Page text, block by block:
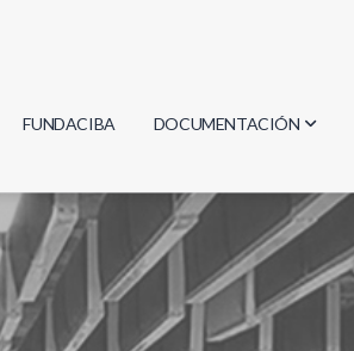
FUNDACIBA DOCUMENTACIÓN
Actas
Reglamentos
Documentos